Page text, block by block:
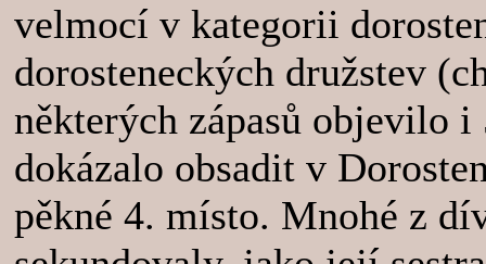
velmocí v kategorii
dorosteneckých družstev
některých zápasů objevilo
dokázalo obsadit v
pěkné 4. místo. Mnohé z